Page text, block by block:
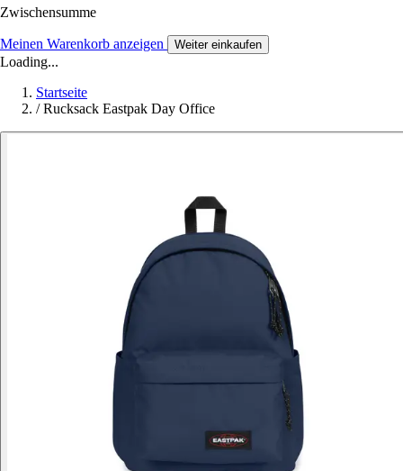
Zwischensumme
Meinen Warenkorb anzeigen Weiter einkaufen
Loading...
Startseite
/ Rucksack Eastpak Day Office